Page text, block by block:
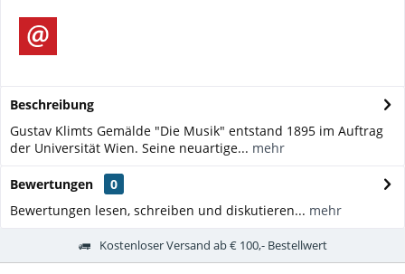
Beschreibung
Gustav Klimts Gemälde "Die Musik" entstand 1895 im Auftrag
der Universität Wien. Seine neuartige... mehr
Bewertungen
0
Bewertungen lesen, schreiben und diskutieren... mehr
Kostenloser Versand ab € 100,- Bestellwert